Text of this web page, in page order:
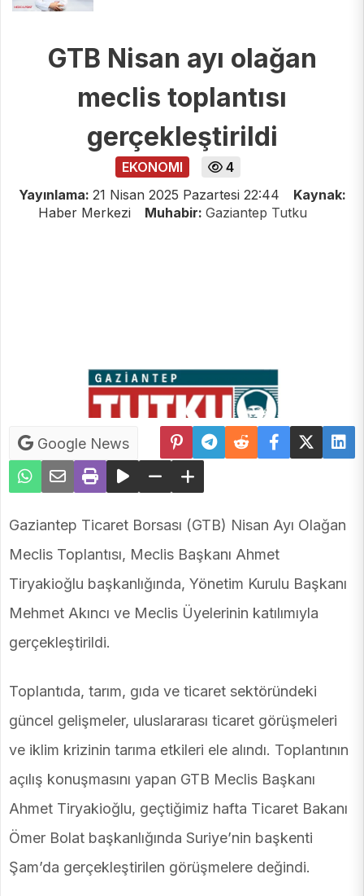
GTB Nisan ayı olağan
meclis toplantısı
gerçekleştirildi
EKONOMI
4
Yayınlama: 21 Nisan 2025 Pazartesi 22:44
Kaynak:
Haber Merkezi
Muhabir: Gaziantep Tutku
Google News
Gaziantep Ticaret Borsası (GTB) Nisan Ayı Olağan
Meclis Toplantısı, Meclis Başkanı Ahmet
Tiryakioğlu başkanlığında, Yönetim Kurulu Başkanı
Mehmet Akıncı ve Meclis Üyelerinin katılımıyla
gerçekleştirildi.
Toplantıda, tarım, gıda ve ticaret sektöründeki
güncel gelişmeler, uluslararası ticaret görüşmeleri
ve iklim krizinin tarıma etkileri ele alındı. Toplantının
açılış konuşmasını yapan GTB Meclis Başkanı
Ahmet Tiryakioğlu, geçtiğimiz hafta Ticaret Bakanı
Ömer Bolat başkanlığında Suriye’nin başkenti
Şam’da gerçekleştirilen görüşmelere değindi.